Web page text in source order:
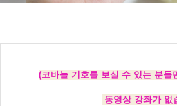
(코바늘 기호를 보실 수 있는 분
동영상 강좌가 없